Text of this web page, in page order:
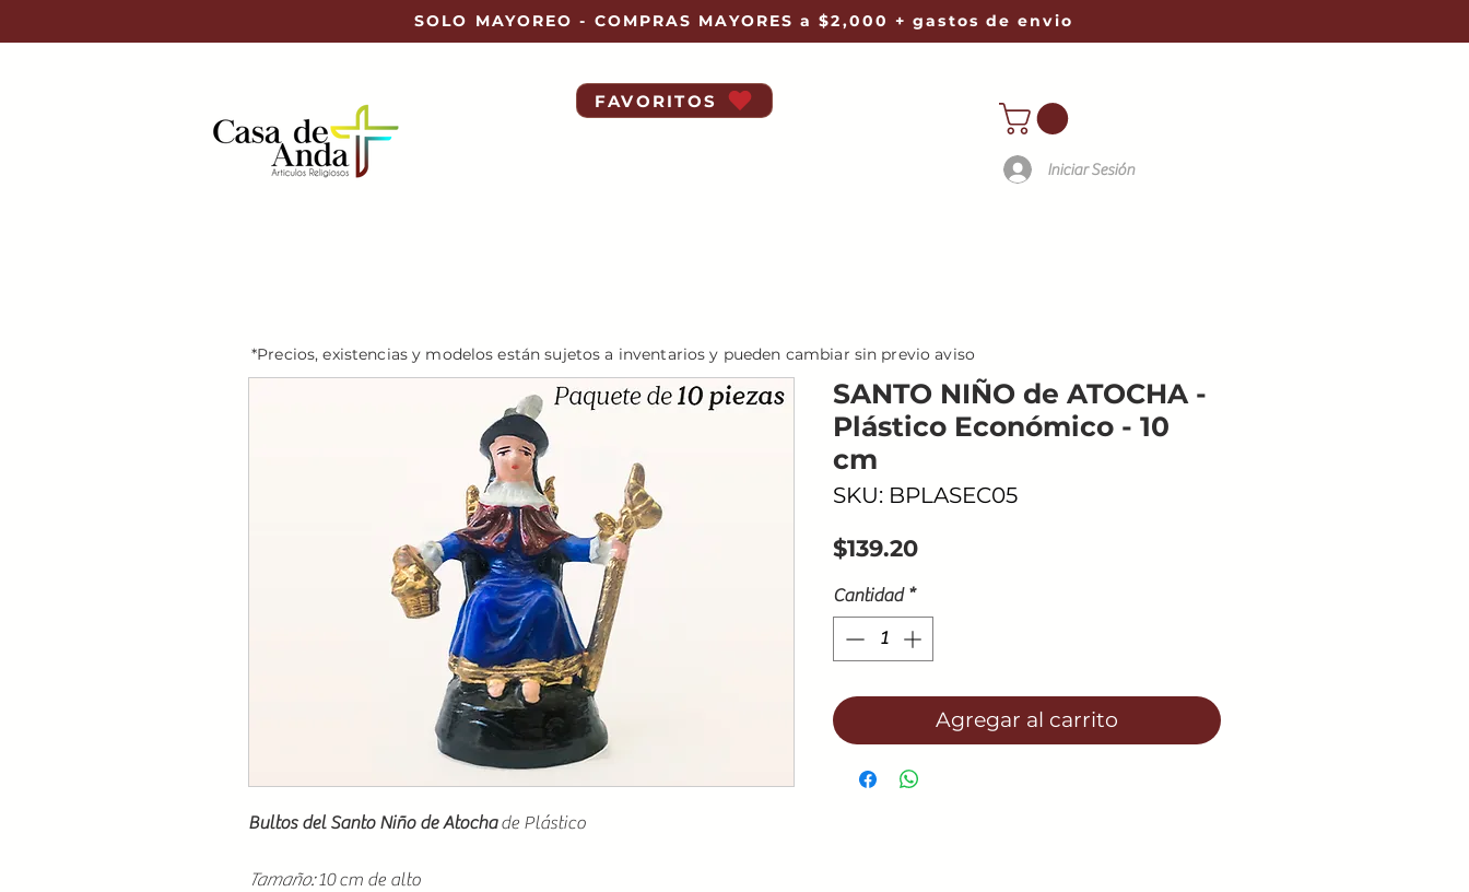
SOLO MAYOREO - COMPRAS MAYORES a $2,000 + gastos de envio
FAVORITOS
Iniciar Sesión
Bultos del Santo Niño de Atochade Plástico
Tamaño:10 cm de alto
SANTO NIÑO de ATOCHA -
Plástico Económico - 10
cm
SKU: BPLASEC05
$139.20Precio
Cantidad *
Agregar al carrito
*Precios, existencias y modelos están sujetos a inventarios y pueden cambiar sin previo aviso